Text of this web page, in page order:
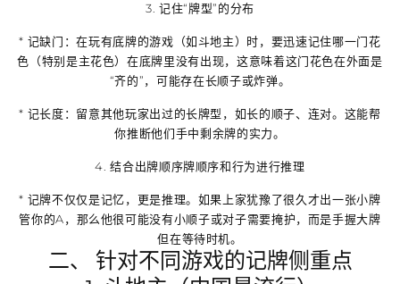
3.记住“牌型”的分布
* 记缺门 ：在玩有底牌的游戏（如斗地主）时，要迅速记住哪一门花
色（特别是主花色）在底牌里没有出现，这意味着这门花色在外面是
“齐的”，可能存在长顺子或炸弹。
* 记长度：留意其他玩家出过的长牌型，如长的顺子、连对。这能帮
你推断他们手中剩余牌的实力。
4.结合出牌顺序牌顺序和行为进行推理
* 记牌不仅仅是记忆，更是推理。如果上家犹豫了很久才出一张小牌
管你的A，那么他很可能没有小顺子或对子需要掩护，而是手握大牌
但在等待时机。
二、 针对不同游戏的记牌侧重点